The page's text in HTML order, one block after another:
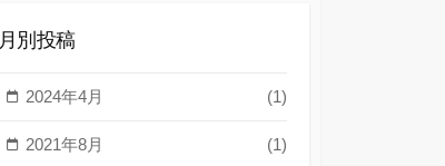
月別投稿
2024年4月 (1)
2021年8月 (1)